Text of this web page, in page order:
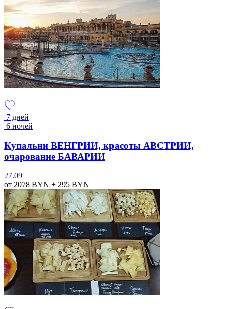
7 дней
6 ночей
Купальни ВЕНГРИИ, красоты АВСТРИИ,
очарование БАВАРИИ
27.09
от 2078 BYN + 295 BYN